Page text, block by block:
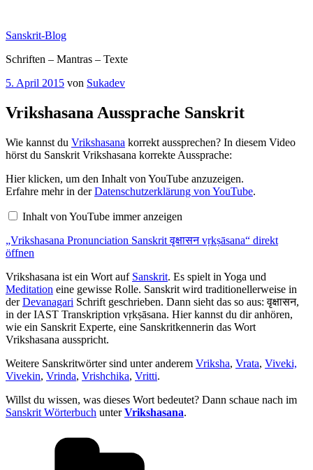
springen
Sanskrit-Blog
Schriften – Mantras – Texte
Veröffentlicht
5. April 2015 von Sukadev
Vrikshasana Aussprache Sanskrit
Wie kannst du Vrikshasana korrekt aussprechen? In diesem Video
hörst du Sanskrit Vrikshasana korrekte Aussprache:
„Vrikshasana
Pronunciation
Sanskrit
vṛkṣāsana“
YouTube
anzeigen
Hier klicken, um den Inhalt von YouTube anzuzeigen.
Erfahre mehr in derDatenschutzerklärung von YouTube.
Inhalt von YouTube immer anzeigen
„Vrikshasana Pronunciation Sanskrit वृक्षासन vṛkṣāsana“ direkt
öffnen
Vrikshasana ist ein Wort auf Sanskrit. Es spielt in Yoga und
Meditation eine gewisse Rolle. Sanskrit wird traditionellerweise in
derDevanagari Schrift geschrieben. Dann sieht das so aus: वृक्षासन,
in der IAST Transkription vṛkṣāsana. Hier kannst du dir anhören,
wie ein Sanskrit Experte, eine Sanskritkennerin das Wort
Vrikshasana ausspricht.
Weitere Sanskritwörter sind unter anderem Vriksha, Vrata, Viveki,
Vivekin, Vrinda, Vrishchika, Vritti.
Willst du wissen, was dieses Wort bedeutet? Dann schaue nach im
Sanskrit Wörterbuch unterVrikshasana.